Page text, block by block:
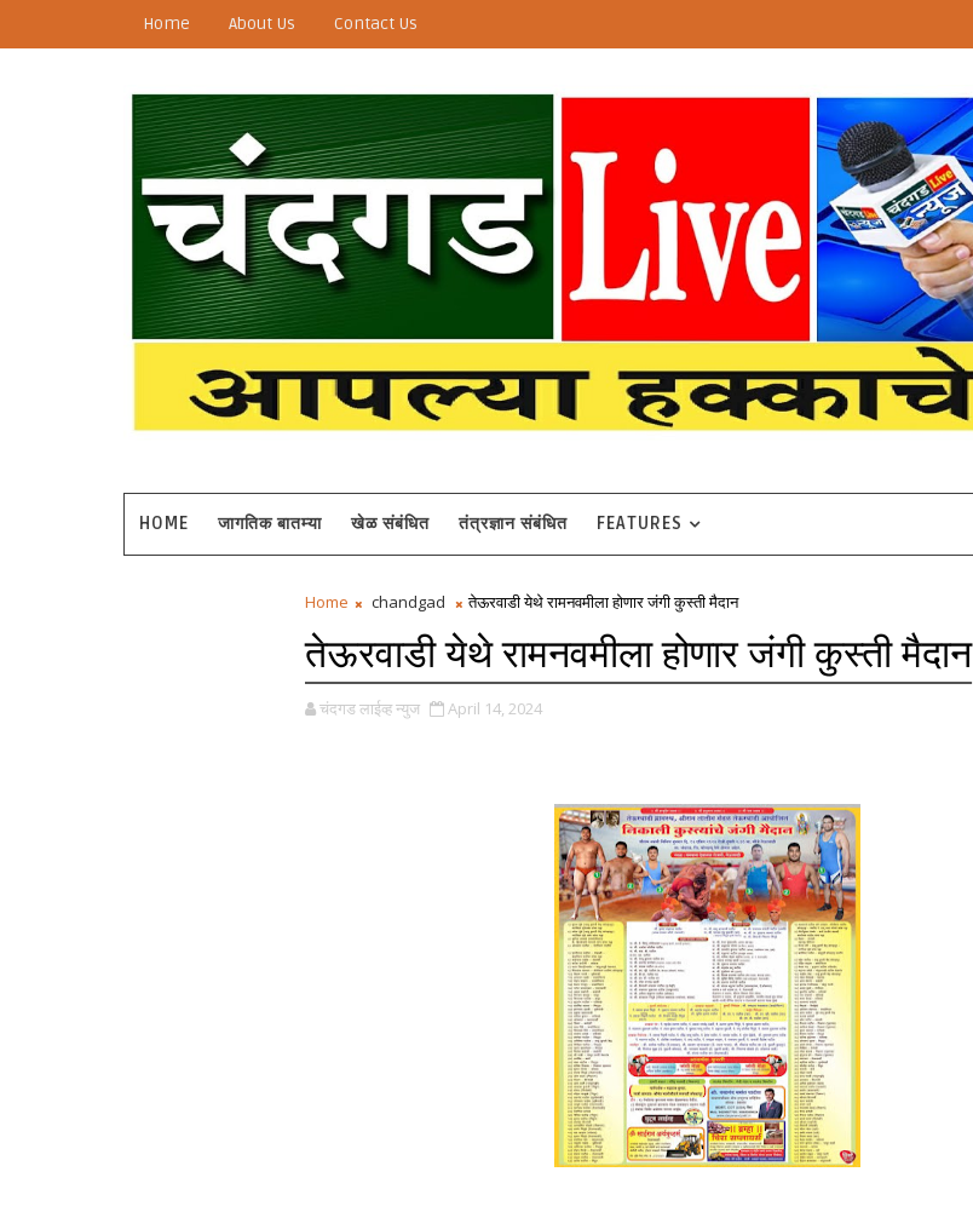
Home About Us Contact Us
HOME जागतिक बातम्या खेळ संबंधित तंत्रज्ञान संबंधित FEATURES
Home chandgad तेऊरवाडी येथे रामनवमीला होणार जंगी कुस्ती मैदान
तेऊरवाडी येथे रामनवमीला होणार जंगी कुस्ती मैदान
चंदगड लाईव्ह न्युज April 14, 2024